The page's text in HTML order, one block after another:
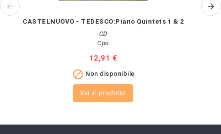
CASTELNUOVO - TEDESCO:Piano Quintets 1 & 2
CD
Cpo
Prezzo
12,91 €
 Non disponibile
Vai al prodotto